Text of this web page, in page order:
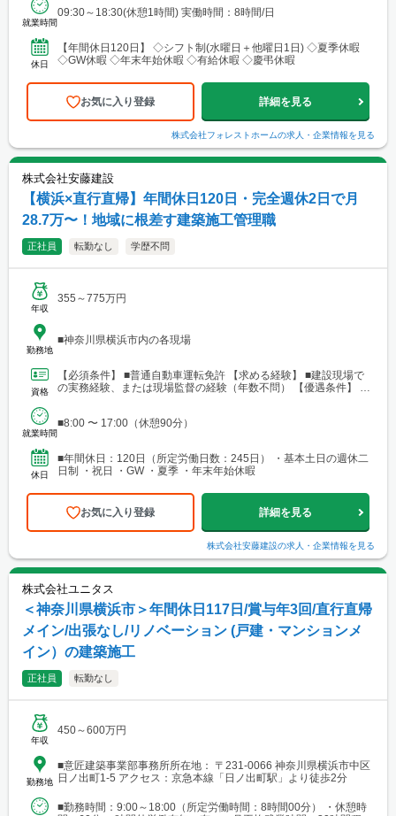
就業時間
09:30～18:30(休憩1時間) 実働時間：8時間/日
休日
【年間休日120日】 ◇シフト制(水曜日＋他曜日1日) ◇夏季休暇
◇GW休暇 ◇年末年始休暇 ◇有給休暇 ◇慶弔休暇
お気に入り登録 詳細を見る
株式会社フォレストホームの求人・企業情報を見る
株式会社安藤建設
【横浜×直行直帰】年間休日120日・完全週休2日で月
28.7万〜！地域に根差す建築施工管理職
正社員 転勤なし 学歴不問
年収
355～775万円
勤務地
■神奈川県横浜市内の各現場
資格
【必須条件】 ■普通自動車運転免許 【求める経験】 ■建設現場で
の実務経験、または現場監督の経験（年数不問） 【優遇条件】 ■1
就業時間
■8:00 〜 17:00（休憩90分）
休日
■年間休日：120日（所定労働日数：245日） ・基本土日の週休二
日制 ・祝日 ・GW ・夏季 ・年末年始休暇
お気に入り登録 詳細を見る
株式会社安藤建設の求人・企業情報を見る
株式会社ユニタス
＜神奈川県横浜市＞年間休日117日/賞与年3回/直行直帰
メイン/出張なし/リノベーション (戸建・マンションメ
イン）の建築施工
正社員 転勤なし
年収
450～600万円
勤務地
■意匠建築事業部事務所所在地： 〒231-0066 神奈川県横浜市中区
日ノ出町1-5 アクセス：京急本線「日ノ出町駅」より徒歩2分
■勤務時間：9:00～18:00（所定労働時間：8時間00分） ・休憩時